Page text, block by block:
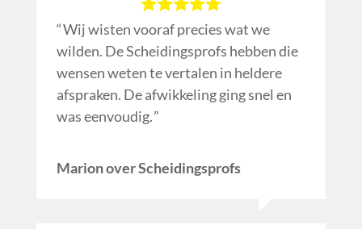
Wij wisten vooraf precies wat we
wilden. De Scheidingsprofs hebben die
wensen weten te vertalen in heldere
afspraken. De afwikkeling ging snel en
was eenvoudig.
Marion over Scheidingsprofs